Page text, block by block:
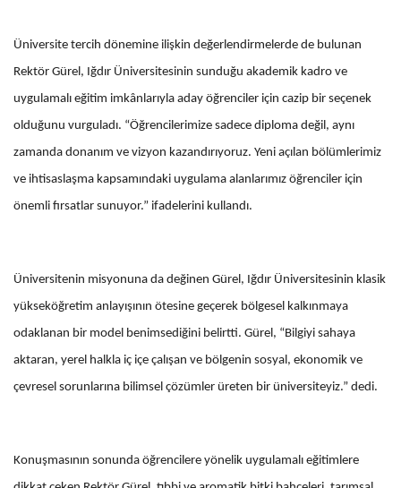
Üniversite tercih dönemine ilişkin değerlendirmelerde de bulunan
Rektör Gürel, Iğdır Üniversitesinin sunduğu akademik kadro ve
uygulamalı eğitim imkânlarıyla aday öğrenciler için cazip bir seçenek
olduğunu vurguladı. “Öğrencilerimize sadece diploma değil, aynı
zamanda donanım ve vizyon kazandırıyoruz. Yeni açılan bölümlerimiz
ve ihtisaslaşma kapsamındaki uygulama alanlarımız öğrenciler için
önemli fırsatlar sunuyor.” ifadelerini kullandı.
Üniversitenin misyonuna da değinen Gürel, Iğdır Üniversitesinin klasik
yükseköğretim anlayışının ötesine geçerek bölgesel kalkınmaya
odaklanan bir model benimsediğini belirtti. Gürel, “Bilgiyi sahaya
aktaran, yerel halkla iç içe çalışan ve bölgenin sosyal, ekonomik ve
çevresel sorunlarına bilimsel çözümler üreten bir üniversiteyiz.” dedi.
Konuşmasının sonunda öğrencilere yönelik uygulamalı eğitimlere